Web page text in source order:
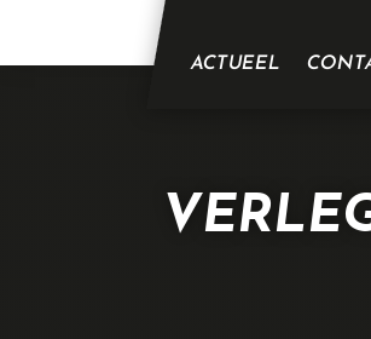
ACTUEEL